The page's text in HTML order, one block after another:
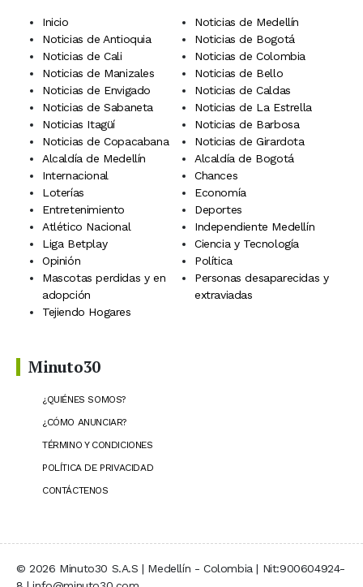
Inicio
Noticias de Medellín
Noticias de Antioquia
Noticias de Bogotá
Noticias de Cali
Noticias de Colombia
Noticias de Manizales
Noticias de Bello
Noticias de Envigado
Noticias de Caldas
Noticias de Sabaneta
Noticias de La Estrella
Noticias Itagüí
Noticias de Barbosa
Noticias de Copacabana
Noticias de Girardota
Alcaldía de Medellín
Alcaldía de Bogotá
Internacional
Chances
Loterías
Economía
Entretenimiento
Deportes
Atlético Nacional
Independiente Medellín
Liga Betplay
Ciencia y Tecnología
Opinión
Política
Mascotas perdidas y en
adopción
Personas desaparecidas y
extraviadas
Tejiendo Hogares
Minuto30
¿QUIÉNES SOMOS?
¿CÓMO ANUNCIAR?
TÉRMINO Y CONDICIONES
POLÍTICA DE PRIVACIDAD
CONTÁCTENOS
© 2026 Minuto30 S.A.S | Medellín - Colombia | Nit:900604924-